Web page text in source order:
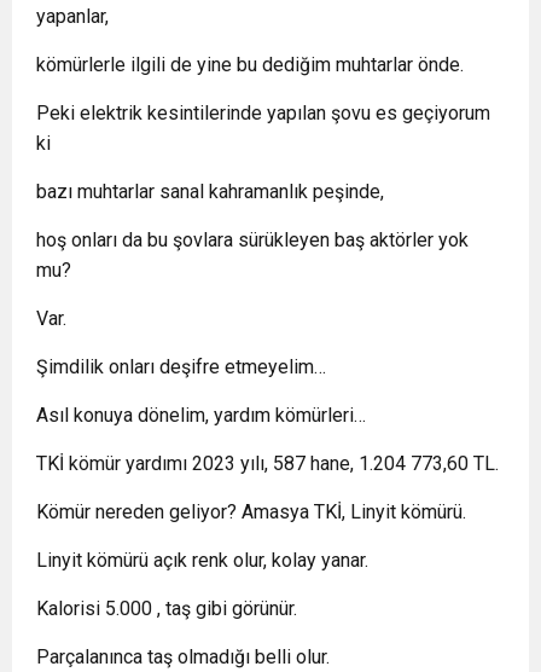
yapanlar,
kömürlerle ilgili de yine bu dediğim muhtarlar önde.
Peki elektrik kesintilerinde yapılan şovu es geçiyorum
ki
bazı muhtarlar sanal kahramanlık peşinde,
hoş onları da bu şovlara sürükleyen baş aktörler yok
mu?
Var.
Şimdilik onları deşifre etmeyelim…
Asıl konuya dönelim, yardım kömürleri…
TKİ kömür yardımı 2023 yılı, 587 hane, 1.204 773,60 TL.
Kömür nereden geliyor? Amasya TKİ, Linyit kömürü.
Linyit kömürü açık renk olur, kolay yanar.
Kalorisi 5.000 , taş gibi görünür.
Parçalanınca taş olmadığı belli olur.